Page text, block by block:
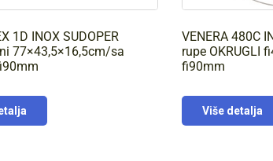
1D INOX SUDOPER
77×43,5×16,5cm/sa
VENERA 480C
rupe OKRUGLI
fi90mm
Više detalja